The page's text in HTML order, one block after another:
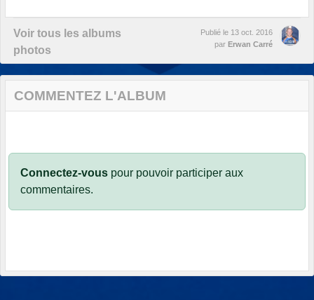
Voir tous les albums
photos
Publié le 13 oct. 2016
par Erwan Carré
COMMENTEZ L'ALBUM
Connectez-vous pour pouvoir participer aux
commentaires.